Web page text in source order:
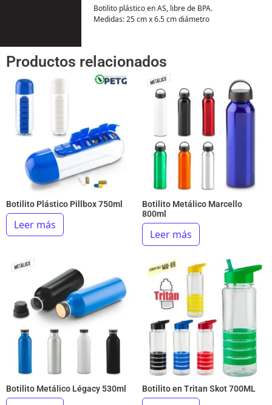
Botilito plástico en AS, libre de BPA.
Medidas: 25 cm x 6.5 cm diámetro
Productos relacionados
Botilito Plástico Pillbox 750ml
Leer más
Botilito Metálico Marcello
800ml
Leer más
Botilito Metálico Légacy 530ml Botilito en Tritan Skot 700ML